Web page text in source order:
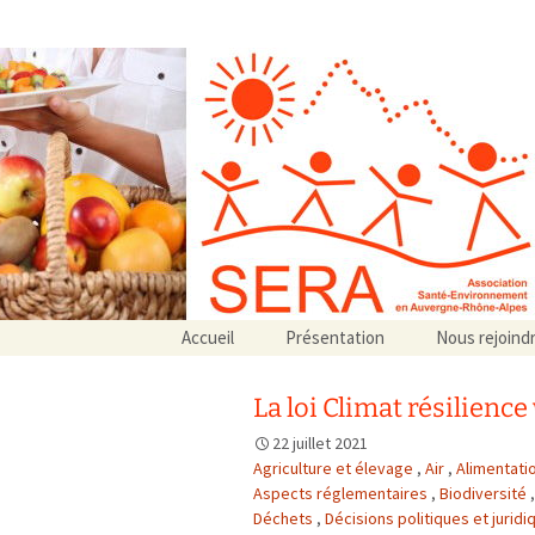
Aller
au
Accueil Présentation
Associations partenaires
Associations adhérentes
Nous
La loi Climat
22 juillet 2021
Agriculture et élevage , Air ,
Aspects réglementaires , Biodiversité ,
Déchets , Décisions politiques et